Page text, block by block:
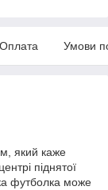
Оплата Умови
який каже
піднятої
футболка може